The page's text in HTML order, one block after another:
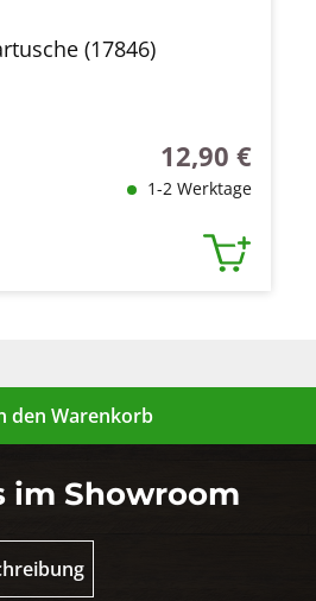
(17846)
Regulärer Preis:
12,90 €
1-2 Werktage
den Warenkorb
im Showroom